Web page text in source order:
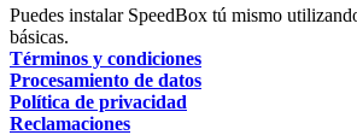
Puedes instalar SpeedBox tú mismo
básicas.
Términos y condiciones
Procesamiento de datos
Política de privacidad
Reclamaciones